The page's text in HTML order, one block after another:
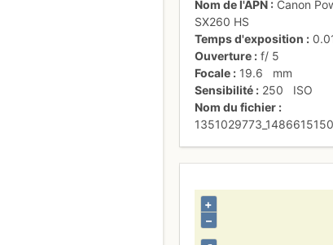
Nom de l'APN
Canon
SX260 HS
Temps d'exposition
Ouverture
f/5
Focale
19.6
mm
Sensibilité
250
ISO
Nom du fichier
+
–